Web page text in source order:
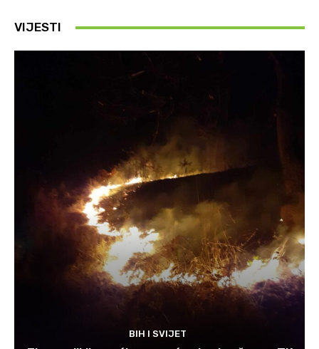
VIJESTI
BIH I SVIJET